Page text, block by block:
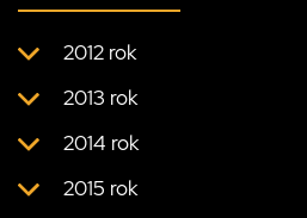
2012 rok
2013 rok
2014 rok
2015 rok